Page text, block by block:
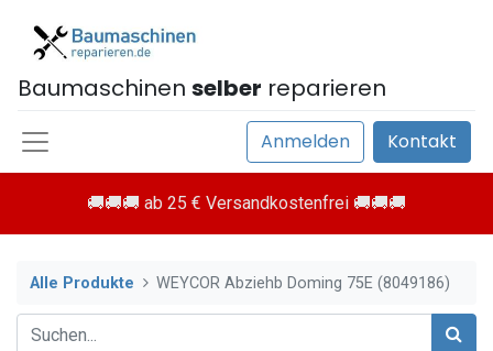
Baumaschinen selber reparieren
Anmelden Kontakt
🚚🚚🚚 ab 25 € Versandkostenfrei 🚚🚚🚚
Alle Produkte WEYCOR Abziehb Doming 75E (8049186)